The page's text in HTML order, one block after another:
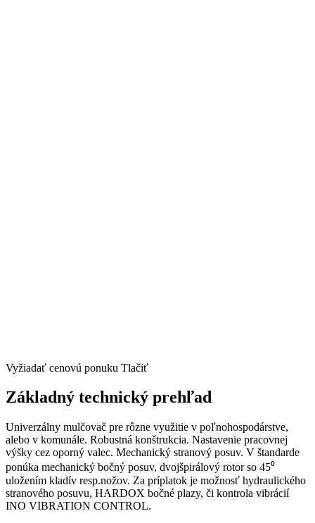
Vyžiadať cenovú ponuku Tlačiť
Základný technický prehľad
Univerzálny mulčovač pre rôzne využitie v poľnohospodárstve,
alebo v komunále. Robustná konštrukcia. Nastavenie pracovnej
výšky cez oporný valec. Mechanický stranový posuv. V štandarde
ponúka mechanický bočný posuv, dvojšpirálový rotor so 45⁰
uložením kladív resp.nožov. Za príplatok je možnosť hydraulického
stranového posuvu, HARDOX bočné plazy, či kontrola vibrácií
INO VIBRATION CONTROL.